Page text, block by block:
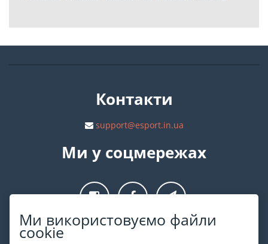
Ми використовуємо файли
cookie
Контакти
support@esport.in.ua
Ми у соцмережах
Про ESPORT.in.ua